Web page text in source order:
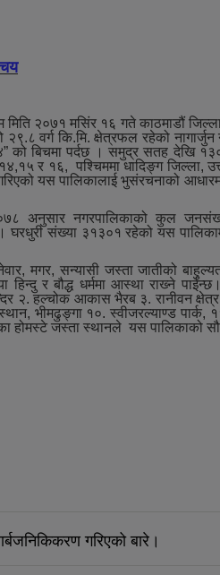
मिति २०७१ मसिंर १६ गते काठमाडौं
वर्ग कि.मि. क्षेत्रफल रहेको
को बिचमा पर्दछ । समुद्र सतह देखि
र १६, पश्‍चिममा धादिङ्ग जिल्ला,
यस पालिकालाई भुसंरचनाको
अनुसार नगरपालिकाको कुल
संख्या ३१३०१ रहेको यस
मगर, सन्यासी जस्ता जातीको
र बौद्ध धर्ममा आस्था राख्‍ने
२. हल्चोक आकास भैरब ३. रानीवन क्षेत्र
भीमढुङ्गा १०. स्वीजरल्याण्ड पार्क,
होमस्टे जस्‍ता स्थानले यस पालिकाको
गरिएको बारे।